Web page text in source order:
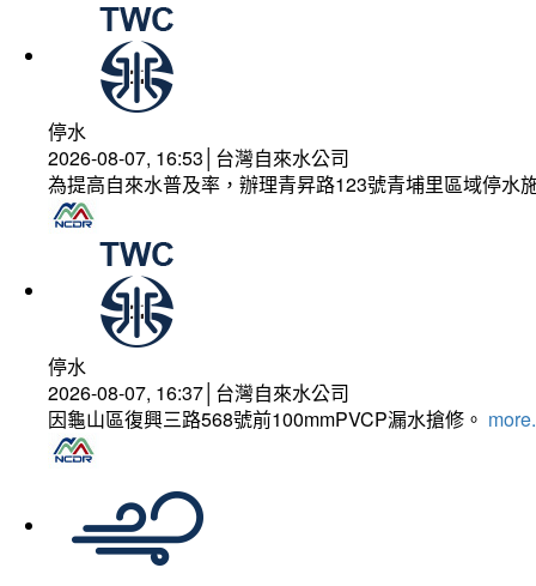
停水
2026-08-07, 16:53│台灣自來水公司
為提高自來水普及率，辦理青昇路123號青埔里區域停水
停水
2026-08-07, 16:37│台灣自來水公司
因龜山區復興三路568號前100mmPVCP漏水搶修。